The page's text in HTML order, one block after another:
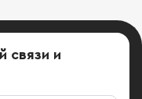
связи и